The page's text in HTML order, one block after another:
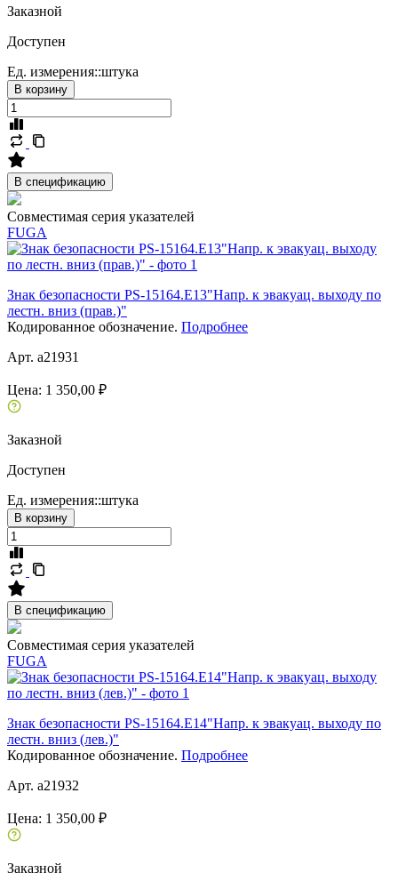
Заказной
Доступен
Ед. измерения::штука
В корзину
В спецификацию
Совместимая серия указателей
FUGA
Знак безопасности PS-15164.E13"Напр. к эвакуац. выходу по
лестн. вниз (прав.)"
Кодированное обозначение. Подробнее
Арт. a21931
Цена: 1 350,00 ₽
Заказной
Доступен
Ед. измерения::штука
В корзину
В спецификацию
Совместимая серия указателей
FUGA
Знак безопасности PS-15164.E14"Напр. к эвакуац. выходу по
лестн. вниз (лев.)"
Кодированное обозначение. Подробнее
Арт. a21932
Цена: 1 350,00 ₽
Заказной